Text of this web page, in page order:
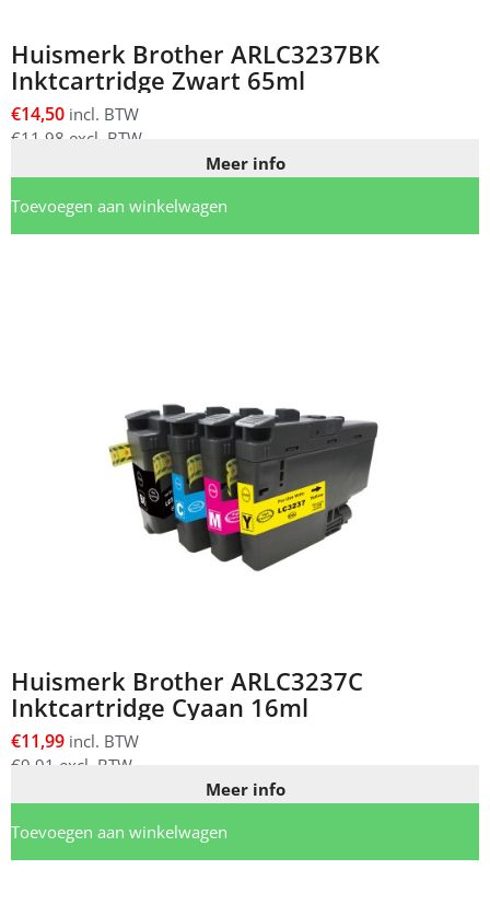
Huismerk Brother ARLC3237BK
Inktcartridge Zwart 65ml
€14,50 incl. BTW
€11,98 excl. BTW
Meer info
Toevoegen aan winkelwagen
Huismerk Brother ARLC3237C
Inktcartridge Cyaan 16ml
€11,99 incl. BTW
€9,91 excl. BTW
Meer info
Toevoegen aan winkelwagen